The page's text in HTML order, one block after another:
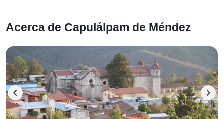
Acerca de Capulálpam de Méndez
chevron_left chevron_right